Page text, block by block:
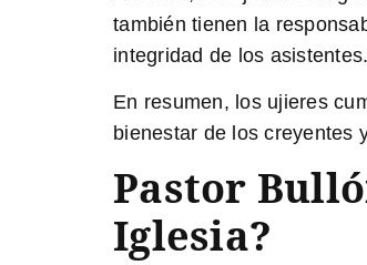
también tienen la
integridad de los asistentes.
En resumen, los ujieres
bienestar de los creyentes
Pastor
Iglesia?